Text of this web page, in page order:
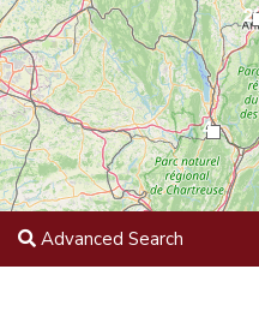
4
Advanced Search